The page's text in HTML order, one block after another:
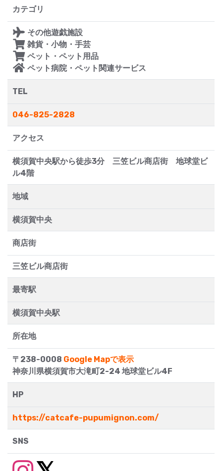
カテゴリ
その他遊戯施設
雑貨・小物・手芸
ペット・ペット用品
ペット病院・ペット関連サービス
TEL
046-825-2828
アクセス
横須賀中央駅から徒歩3分 三笠ビル商店街 地球堂ビ
ル4階
地域
横須賀中央
商店街
三笠ビル商店街
最寄駅
横須賀中央駅
所在地
〒238-0008 Google Mapで表示
神奈川県横須賀市大滝町2-24 地球堂ビル4F
HP
https://catcafe-pupumignon.com/
SNS